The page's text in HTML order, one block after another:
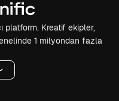
platform. Kreatif ekipler,
1 milyondan fazla